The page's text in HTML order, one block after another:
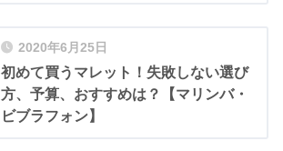
2020年6月25日
初めて買うマレット！失敗しない選び
方、予算、おすすめは？【マリンバ・
ビブラフォン】